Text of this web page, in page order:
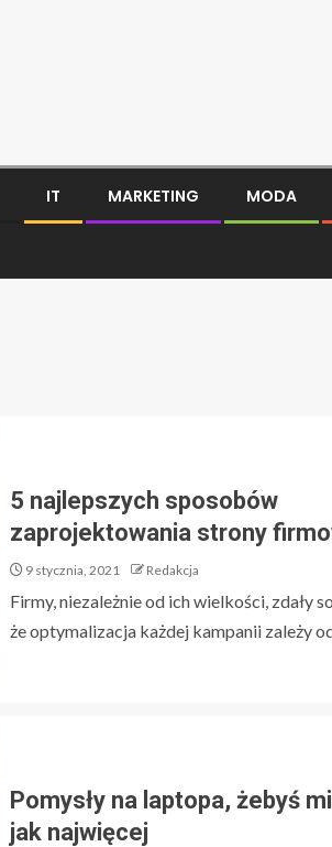
IT MARKETING MODA
5 najlepszych sposobów
zaprojektowania strony
9 stycznia, 2021 Redakcja
Firmy, niezależnie od ich wielkości, zdały
że optymalizacja każdej kampanii zależy
Pomysły na laptopa, żebyś
jak najwięcej